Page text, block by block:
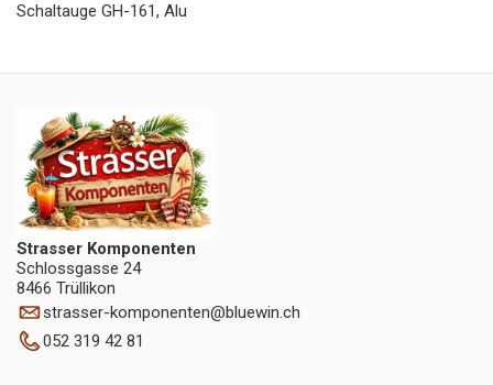
Schaltauge GH-161, Alu
Strasser Komponenten
Schlossgasse 24
8466 Trüllikon
strasser-komponenten@bluewin.ch
052 319 42 81